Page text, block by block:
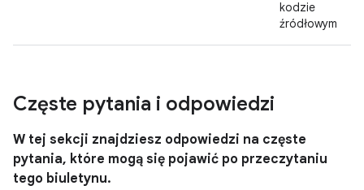
kodzie
źródłowym
Częste pytania i odpowiedzi
W tej sekcji znajdziesz odpowiedzi na częste
pytania, które mogą się pojawić po przeczytaniu
tego biuletynu.